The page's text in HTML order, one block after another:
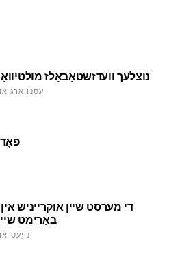
נוצלעך וועדזשטאַבאַלז
עסנוואַרג
די מערסט שיין אוקרייניש
באַרימט
נייַעס